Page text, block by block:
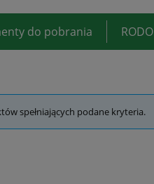
do pobrania RODO
spełniających podane kryteria.